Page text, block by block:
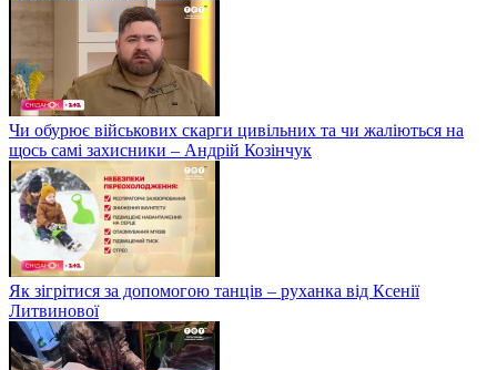
Чи обурює військових скарги цивільних та чи жаліються на
щось самі захисники – Андрій Козінчук
Як зігрітися за допомогою танців – руханка від Ксенії
Литвинової